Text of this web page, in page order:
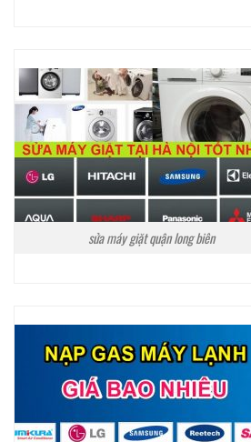
sửa máy giặt quận long biên